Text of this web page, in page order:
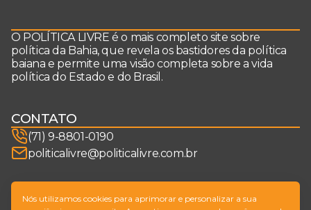
O POLÍTICA LIVRE é o mais completo site sobre
política da Bahia, que revela os bastidores da política
baiana e permite uma visão completa sobre a vida
política do Estado e do Brasil.
CONTATO
(71) 9-8801-0190
politicalivre@politicalivre.com.br
SIGA-NOS
Nós utilizamos cookies para aprimorar e personalizar a sua